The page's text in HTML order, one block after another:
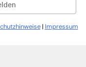
| Impressum